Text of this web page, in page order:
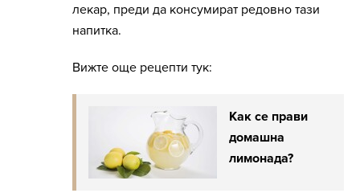
лекар, преди да консумират редовно тази
напитка.
Вижте още рецепти тук:
Как се прави
домашна
лимонада?